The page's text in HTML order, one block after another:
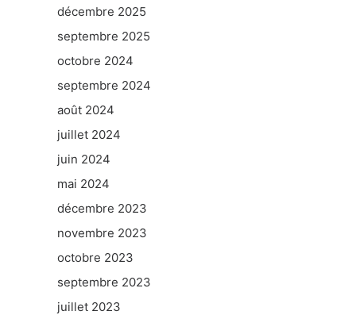
décembre 2025
septembre 2025
octobre 2024
septembre 2024
août 2024
juillet 2024
juin 2024
mai 2024
décembre 2023
novembre 2023
octobre 2023
septembre 2023
juillet 2023